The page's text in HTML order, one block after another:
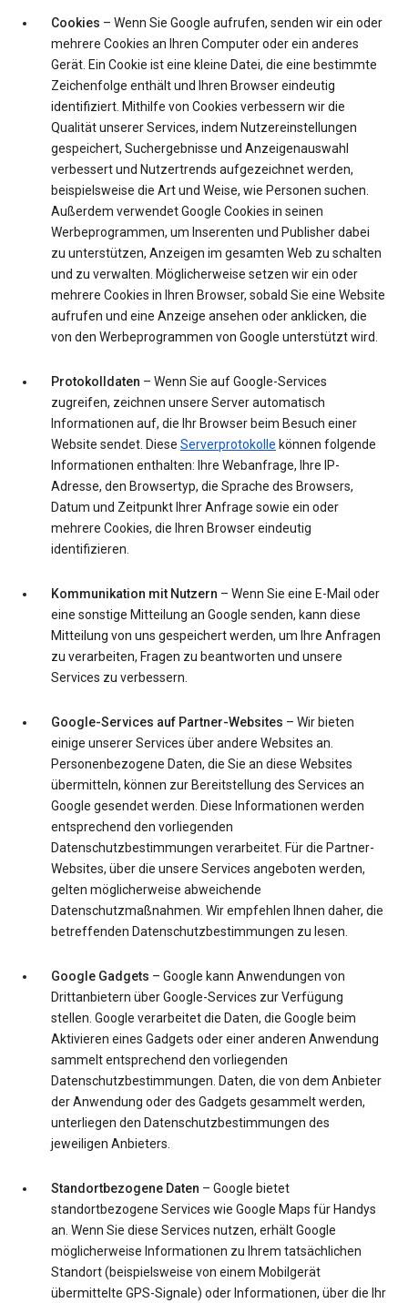
Cookies – Wenn Sie Google aufrufen, senden wir ein oder
mehrere Cookies an Ihren Computer oder ein anderes
Gerät. Ein Cookie ist eine kleine Datei, die eine bestimmte
Zeichenfolge enthält und Ihren Browser eindeutig
identifiziert. Mithilfe von Cookies verbessern wir die
Qualität unserer Services, indem Nutzereinstellungen
gespeichert, Suchergebnisse und Anzeigenauswahl
verbessert und Nutzertrends aufgezeichnet werden,
beispielsweise die Art und Weise, wie Personen suchen.
Außerdem verwendet Google Cookies in seinen
Werbeprogrammen, um Inserenten und Publisher dabei
zu unterstützen, Anzeigen im gesamten Web zu schalten
und zu verwalten. Möglicherweise setzen wir ein oder
mehrere Cookies in Ihren Browser, sobald Sie eine Website
aufrufen und eine Anzeige ansehen oder anklicken, die
von den Werbeprogrammen von Google unterstützt wird.
Protokolldaten – Wenn Sie auf Google-Services
zugreifen, zeichnen unsere Server automatisch
Informationen auf, die Ihr Browser beim Besuch einer
Website sendet. Diese Serverprotokolle können folgende
Informationen enthalten: Ihre Webanfrage, Ihre IP-
Adresse, den Browsertyp, die Sprache des Browsers,
Datum und Zeitpunkt Ihrer Anfrage sowie ein oder
mehrere Cookies, die Ihren Browser eindeutig
identifizieren.
Kommunikation mit Nutzern – Wenn Sie eine E-Mail oder
eine sonstige Mitteilung an Google senden, kann diese
Mitteilung von uns gespeichert werden, um Ihre Anfragen
zu verarbeiten, Fragen zu beantworten und unsere
Services zu verbessern.
Google-Services auf Partner-Websites – Wir bieten
einige unserer Services über andere Websites an.
Personenbezogene Daten, die Sie an diese Websites
übermitteln, können zur Bereitstellung des Services an
Google gesendet werden. Diese Informationen werden
entsprechend den vorliegenden
Datenschutzbestimmungen verarbeitet. Für die Partner-
Websites, über die unsere Services angeboten werden,
gelten möglicherweise abweichende
Datenschutzmaßnahmen. Wir empfehlen Ihnen daher, die
betreffenden Datenschutzbestimmungen zu lesen.
Google Gadgets – Google kann Anwendungen von
Drittanbietern über Google-Services zur Verfügung
stellen. Google verarbeitet die Daten, die Google beim
Aktivieren eines Gadgets oder einer anderen Anwendung
sammelt entsprechend den vorliegenden
Datenschutzbestimmungen. Daten, die von dem Anbieter
der Anwendung oder des Gadgets gesammelt werden,
unterliegen den Datenschutzbestimmungen des
jeweiligen Anbieters.
Standortbezogene Daten – Google bietet
standortbezogene Services wie Google Maps für Handys
an. Wenn Sie diese Services nutzen, erhält Google
möglicherweise Informationen zu Ihrem tatsächlichen
Standort (beispielsweise von einem Mobilgerät
übermittelte GPS-Signale) oder Informationen, über die Ihr